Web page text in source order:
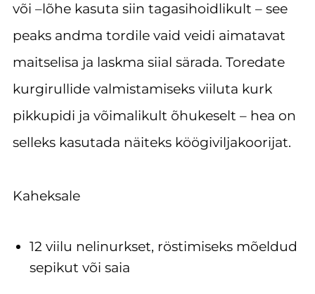
või –lõhe kasuta siin tagasihoidlikult – see
peaks andma tordile vaid veidi aimatavat
maitselisa ja laskma siial särada. Toredate
kurgirullide valmistamiseks viiluta kurk
pikkupidi ja võimalikult õhukeselt – hea on
selleks kasutada näiteks köögiviljakoorijat.
Kaheksale
12 viilu nelinurkset, röstimiseks mõeldud
sepikut või saia